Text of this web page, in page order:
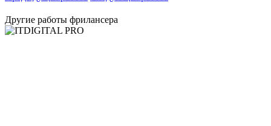
Другие работы фрилансера